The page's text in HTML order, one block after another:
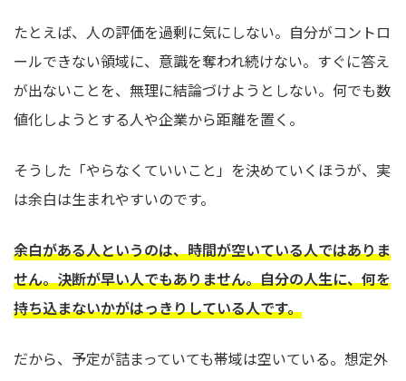
たとえば、人の評価を過剰に気にしない。自分がコントロ
ールできない領域に、意識を奪われ続けない。すぐに答え
が出ないことを、無理に結論づけようとしない。何でも数
値化しようとする人や企業から距離を置く。
そうした「やらなくていいこと」を決めていくほうが、実
は余白は生まれやすいのです。
余白がある人というのは、時間が空いている人ではありま
せん。決断が早い人でもありません。自分の人生に、何を
持ち込まないかがはっきりしている人です。
だから、予定が詰まっていても帯域は空いている。想定外